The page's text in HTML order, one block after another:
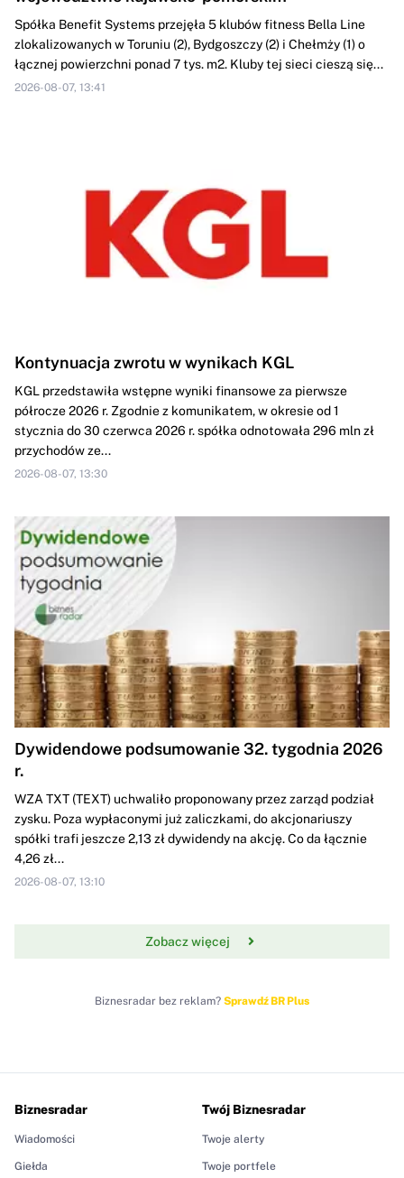
Spółka Benefit Systems przejęła 5 klubów fitness Bella Line
zlokalizowanych w Toruniu (2), Bydgoszczy (2) i Chełmży (1) o
łącznej powierzchni ponad 7 tys. m2. Kluby tej sieci cieszą się...
2026-08-07, 13:41
Kontynuacja zwrotu w wynikach KGL
KGL przedstawiła wstępne wyniki finansowe za pierwsze
półrocze 2026 r. Zgodnie z komunikatem, w okresie od 1
stycznia do 30 czerwca 2026 r. spółka odnotowała 296 mln zł
przychodów ze...
2026-08-07, 13:30
Dywidendowe podsumowanie 32. tygodnia 2026
r.
WZA TXT (TEXT) uchwaliło proponowany przez zarząd podział
zysku. Poza wypłaconymi już zaliczkami, do akcjonariuszy
spółki trafi jeszcze 2,13 zł dywidendy na akcję. Co da łącznie
4,26 zł...
2026-08-07, 13:10
Zobacz więcej
Biznesradar bez reklam? Sprawdź BR Plus
Biznesradar
Wiadomości
Giełda
Twój Biznesradar
Twoje alerty
Twoje portfele